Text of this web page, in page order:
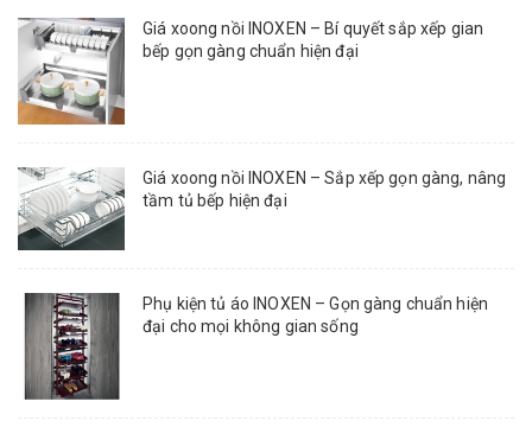
Giá xoong nồi INOXEN – Bí quyết sắp xếp gian
bếp gọn gàng chuẩn hiện đại
Giá xoong nồi INOXEN – Sắp xếp gọn gàng, nâng
tầm tủ bếp hiện đại
Phụ kiện tủ áo INOXEN – Gọn gàng chuẩn hiện
đại cho mọi không gian sống